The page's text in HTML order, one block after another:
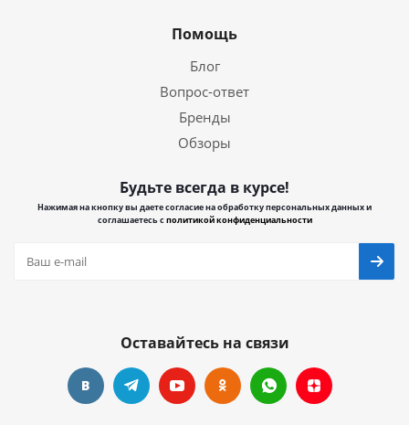
Помощь
Блог
Вопрос-ответ
Бренды
Обзоры
Будьте всегда в курсе!
Нажимая на кнопку вы даете согласие на обработку персональных данных и
соглашаетесь сполитикой конфиденциальности
Оставайтесь на связи